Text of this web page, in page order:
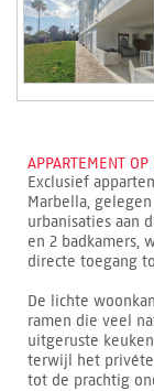
APPARTEMENT
Exclusief
Marbella,
urbanisaties aan
en 2 badkamers,
directe toegang
De lichte
ramen die veel
uitgeruste
terwijl het
tot de prachtig